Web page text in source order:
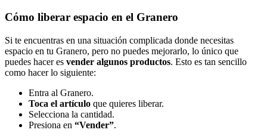
Cómo liberar espacio en el Granero
Si te encuentras en una situación complicada donde necesitas
espacio en tu Granero, pero no puedes mejorarlo, lo único que
puedes hacer es vender algunos productos. Esto es tan sencillo
como hacer lo siguiente:
Entra al Granero.
Toca el artículo que quieres liberar.
Selecciona la cantidad.
Presiona en “Vender”.